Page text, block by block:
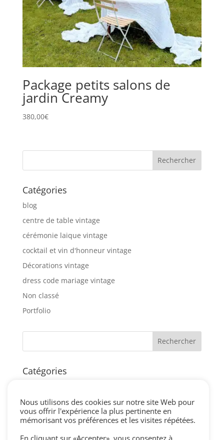
Package petits salons de
jardin Creamy
380,00€
Catégories
blog
centre de table vintage
cérémonie laique vintage
cocktail et vin d'honneur vintage
Décorations vintage
dress code mariage vintage
Non classé
Portfolio
Catégories
centre de table vintage
cérémonie laique vintage
Nous utilisons des cookies sur notre site Web pour
vous offrir l'expérience la plus pertinente en
mémorisant vos préférences et les visites répétées.
En cliquant sur «Accepter», vous consentez à